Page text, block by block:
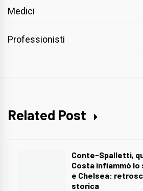
Medici
Professionisti
Related Post
Conte-Spalletti,
Costa infiammò
e Chelsea:
storica